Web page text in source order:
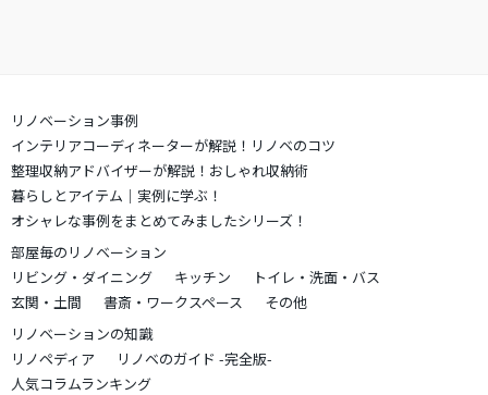
リノベーション事例
インテリアコーディネーターが解説！リノベのコツ
整理収納アドバイザーが解説！おしゃれ収納術
暮らしとアイテム｜実例に学ぶ！
オシャレな事例をまとめてみましたシリーズ！
部屋毎のリノベーション
リビング・ダイニング
キッチン
トイレ・洗面・バス
玄関・土間
書斎・ワークスペース
その他
リノベーションの知識
リノペディア
リノベのガイド -完全版-
人気コラムランキング